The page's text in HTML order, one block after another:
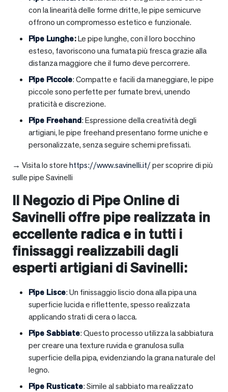
con la linearità delle forme dritte, le pipe semicurve
offrono un compromesso estetico e funzionale.
Pipe Lunghe:Le pipe lunghe, con il loro bocchino
esteso, favoriscono una fumata più fresca grazie alla
distanza maggiore che il fumo deve percorrere.
Pipe Piccole: Compatte e facili da maneggiare, le pipe
piccole sono perfette per fumate brevi, unendo
praticità e discrezione.
Pipe Freehand: Espressione della creatività degli
artigiani, le pipe freehand presentano forme uniche e
personalizzate, senza seguire schemi prefissati.
→ Visita lo storehttps://www.savinelli.it/per scoprire di più
sulle pipe Savinelli
Il Negozio di Pipe Online di
Savinelli offre pipe realizzata in
eccellente radica e in tutti i
finissaggi realizzabili dagli
esperti artigiani di Savinelli:
Pipe Lisce: Un finissaggio liscio dona alla pipa una
superficie lucida e riflettente, spesso realizzata
applicando strati di cera o lacca.
Pipe Sabbiate: Questo processo utilizza la sabbiatura
per creare una texture ruvida e granulosa sulla
superficie della pipa, evidenziando la grana naturale del
legno.
Pipe Rusticate: Simile al sabbiato ma realizzato